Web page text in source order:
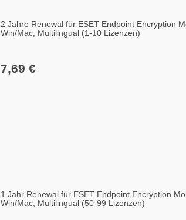
2 Jahre Renewal für ESET Endpoint Encryption
Win/Mac, Multilingual (1-10 Lizenzen)
7,69 €
1 Jahr Renewal für ESET Endpoint Encryption
Win/Mac, Multilingual (50-99 Lizenzen)